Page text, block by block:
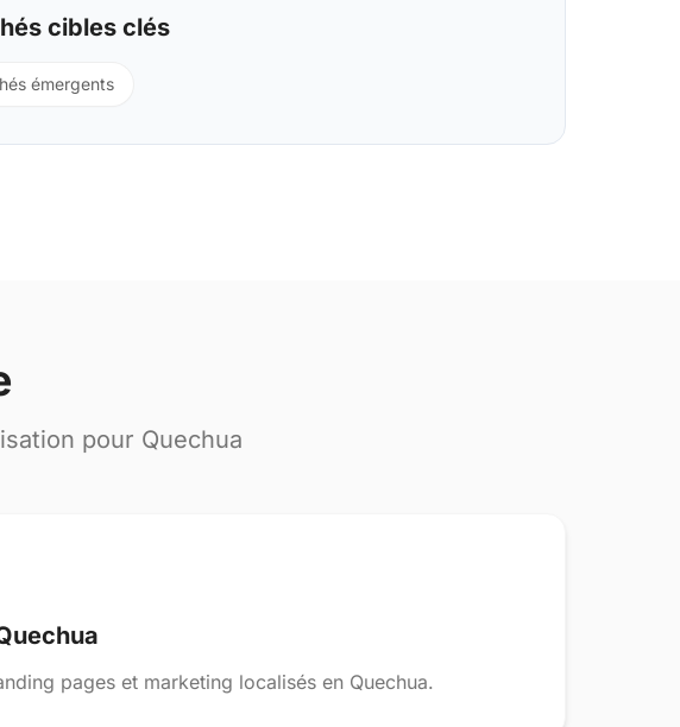
cibles clés
émergents
pour Quechua
pages et marketing localisés en Quechua.